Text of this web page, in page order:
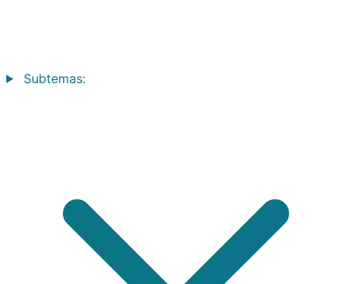
Subtemas: